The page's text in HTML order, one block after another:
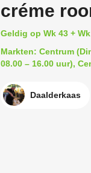
créme
Geldig op Wk 43 +
Markten: Centrum
08.00 – 16.00 uur),
Daalderkaas